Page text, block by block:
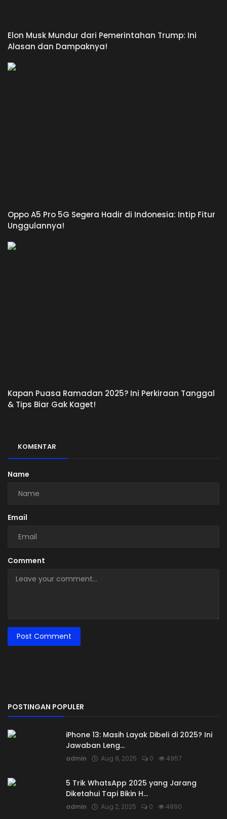
Elon Musk Mundur dari Pemerintahan Trump: Ini
Alasan dan Dampaknya!
Oppo A5 Pro 5G Segera Hadir di Indonesia: Intip Fitur
Unggulannya!
Kapan Puasa Ramadan 2025? Ini Perkiraan Tanggal
& Tips Biar Gak Kaget!
KOMENTAR
Name
Email
Comment
Post Comment
POSTINGAN POPULER
iPhone 13: Masih Layak Dibeli di 2025? Ini
Jawaban Leng...
admin Aug 8, 2025 0 4957
5 Trik WhatsApp 2025 yang Jarang
Diketahui Tapi Bikin H...
admin Aug 2, 2025 0 4890